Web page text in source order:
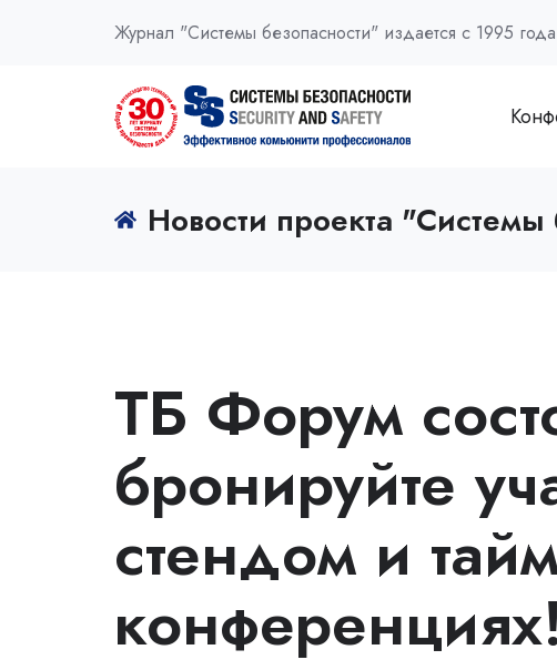
Журнал "Системы безопасности" издается с 1995 года
Новости проекта "Системы
ТБ Форум
бронируйте
стендом и
конференциях!